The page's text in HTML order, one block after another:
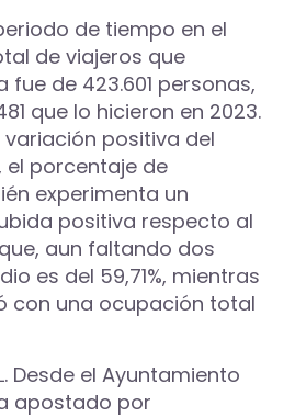
de tiempo en el
de viajeros que
fue de 423.601 personas,
que lo hicieron en 2023.
variación positiva del
el porcentaje de
experimenta un
positiva respecto al
aun faltando dos
es del 59,71%, mientras
con una ocupación total
Desde el Ayuntamiento
apostado por